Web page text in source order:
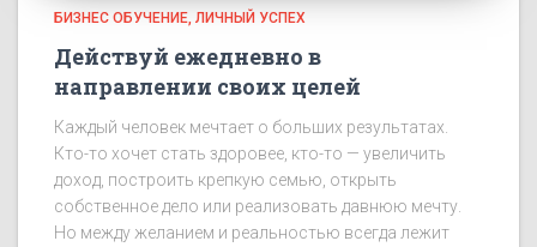
БИЗНЕС ОБУЧЕНИЕ ЛИЧНЫЙ УСПЕХ
Действуй ежедневно в
направлении своих целей
Каждый человек мечтает о больших результатах.
Кто-то хочет стать здоровее, кто-то — увеличить
доход, построить крепкую семью, открыть
собственное дело или реализовать давнюю мечту.
Но между желанием и реальностью всегда лежит